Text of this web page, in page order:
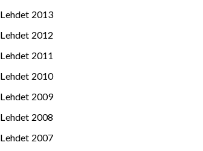
Lehdet 2013
Lehdet 2012
Lehdet 2011
Lehdet 2010
Lehdet 2009
Lehdet 2008
Lehdet 2007